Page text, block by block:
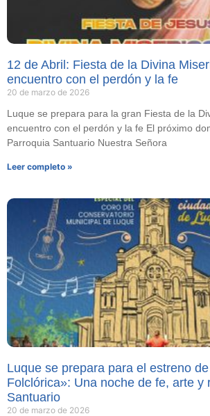
12 de Abril: Fiesta de la Divina
encuentro con el perdón y la fe
20 de marzo de 2026
Luque se prepara para la gran Fiesta de la
encuentro con el perdón y la fe El próximo
Parroquia Santuario Nuestra Señora
Leer completo »
Luque se prepara para el estreno
Folclórica»: Una noche de fe, arte y
Santuario
20 de marzo de 2026